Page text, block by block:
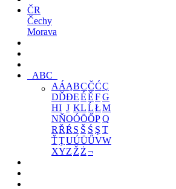
ČR
Čechy
Morava
ABC
AÁĄBCČĆÇ
DĎĐEÉĚFG
HI J KLĹŁM
NŇOÓÖŐPQ
RŘŔ S Š Ś Ş T
ŤŢUÚÜŰVW
XYZ Ž Ż¬